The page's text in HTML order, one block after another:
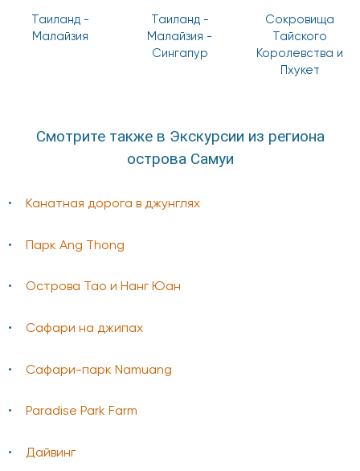
Таиланд -
Малайзия
Таиланд -
Малайзия -
Сингапур
Сокровища
Тайского
Королевства и
Пхукет
Смотрите также в Экскурсии из региона
острова Самуи
Канатная дорога в джунглях
Парк Ang Thong
Острова Тао и Нанг Юан
Сафари на джипах
Сафари-парк Namuang
Paradise Park Farm
Дайвинг